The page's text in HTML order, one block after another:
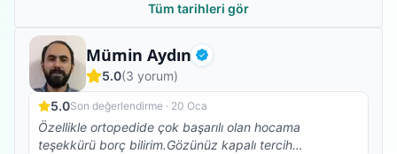
Tüm tarihleri gör
Mümin Aydın Doğrulanmış
Fizyoterapist
5.0(3 yorum)
5.0Son değerlendirme · 20 Oca
Özellikle ortopedide çok başarılı olan hocama
teşekkürü borç bilirim.Gözünüz kapalı tercih